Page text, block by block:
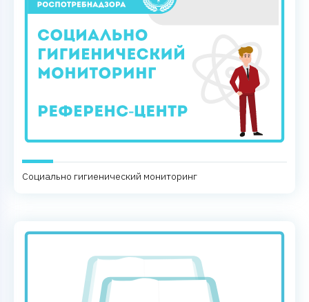
Социально гигиенический мониторинг